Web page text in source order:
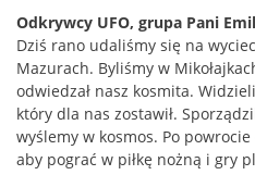
Odkrywcy UFO, grupa Pani
Dziś rano udaliśmy się na
Mazurach. Byliśmy w
odwiedzał nasz kosmita.
który dla nas zostawił.
wyślemy w kosmos. Po
aby pograć w piłkę nożną i gry